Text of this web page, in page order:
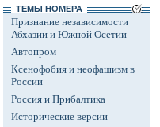
ТЕМЫ НОМЕРА
Признание независимости
Абхазии и Южной Осетии
Автопром
Ксенофобия и неофашизм в
России
Россия и Прибалтика
Исторические версии